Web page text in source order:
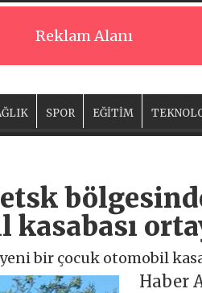
Reklam Alanı
SPOR EĞİTİM
bir çocuk otomobil
Haber